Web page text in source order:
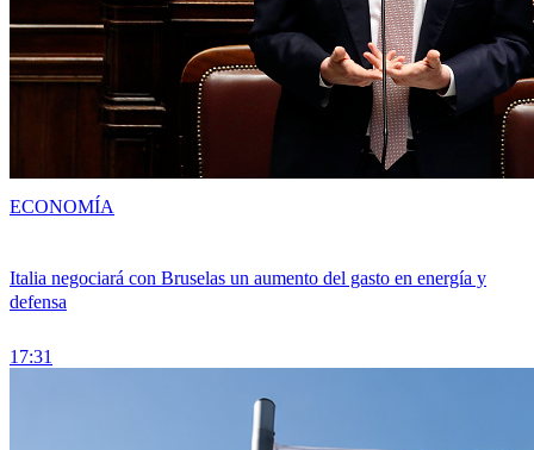
Italia negociará con Bruselas un aumento del gasto en energía y
defensa
17:31
ECONOMÍA